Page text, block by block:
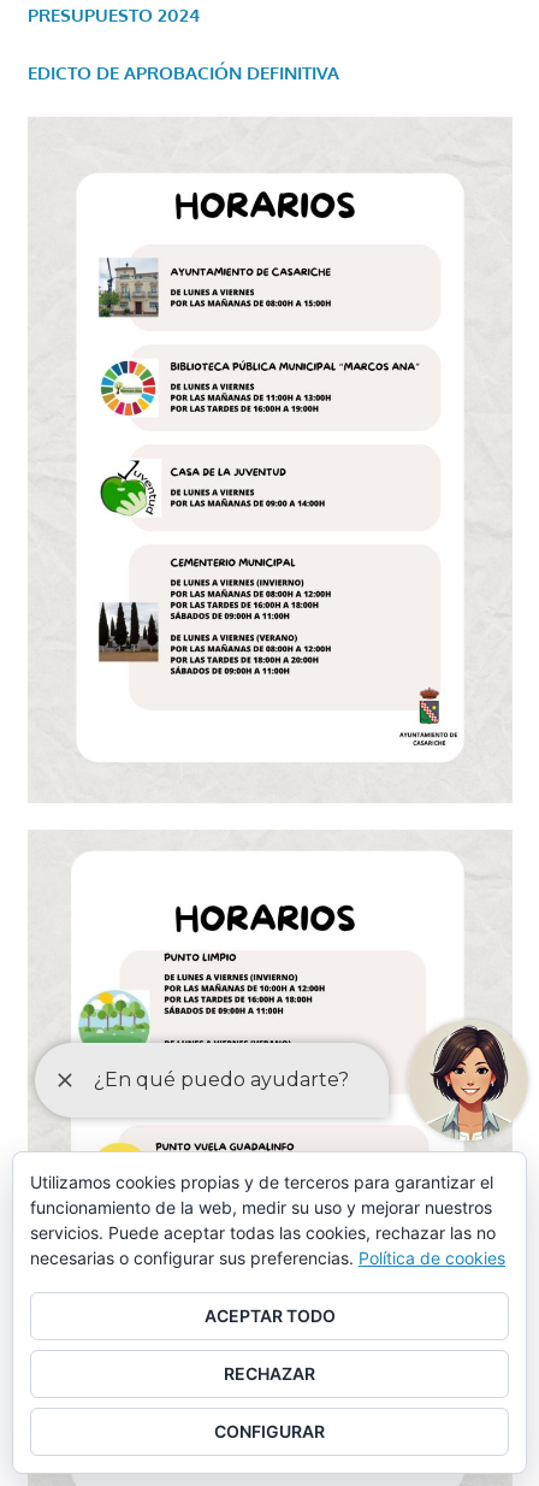
PRESUPUESTO 2024
EDICTO DE APROBACIÓN DEFINITIVA
Utilizamos cookies propias y de terceros para garantizar el
funcionamiento de la web, medir su uso y mejorar nuestros
servicios. Puede aceptar todas las cookies, rechazar las no
necesarias o configurar sus preferencias. Política de cookies
ACEPTAR TODO
RECHAZAR
CONFIGURAR